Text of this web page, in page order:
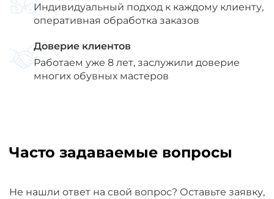
Индивидуальный подход к каждому клиенту,
оперативная обработка заказов
Доверие клиентов
Работаем уже 8 лет, заслужили доверие
многих обувных мастеров
Часто задаваемые вопросы
Не нашли ответ на свой вопрос? Оставьте заявку,